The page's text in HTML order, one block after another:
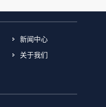
新闻中心
关于我们